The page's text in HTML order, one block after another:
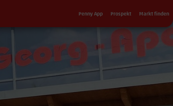
Penny App Prospekt Markt finden